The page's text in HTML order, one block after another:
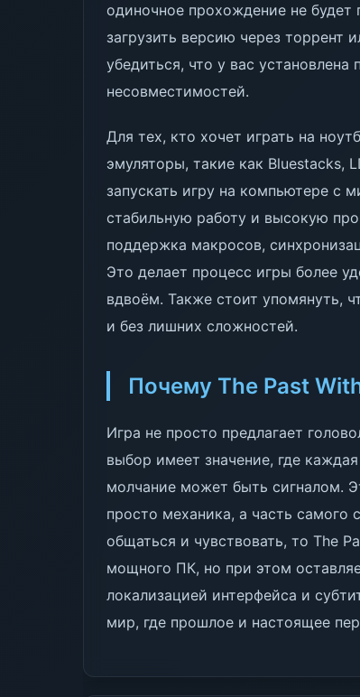
одиночное прохождение не
загрузить версию через торрент
убедиться, что у вас
несовместимостей.
Для тех, кто хочет играть на
эмуляторы, такие как Bluestacks,
запускать игру на компьютере с
стабильную работу и высокую
поддержка макросов,
Это делает процесс игры более
вдвоём. Также стоит упомянуть,
и без лишних сложностей.
Почему The Past
Игра не просто предлагает
выбор имеет значение, где
молчание может быть сигналом.
просто механика, а часть
общаться и чувствовать, то The
мощного ПК, но при этом
локализацией интерфейса и
мир, где прошлое и настоящее